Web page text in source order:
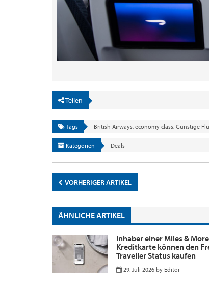
Teilen
Tags British Airways, economy class, Günstige
Kategorien Deals
VORHERIGER ARTIKEL
ÄHNLICHE ARTIKEL
Inhaber einer Miles & More
Kreditkarte können den
Traveller Status kaufen
29. Juli 2026 by Editor